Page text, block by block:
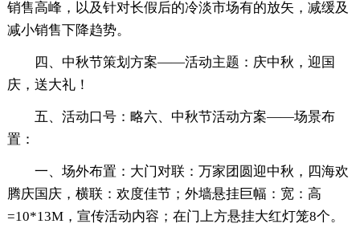
销售高峰，以及针对长假后的冷淡市场有的放矢，减缓及
减小销售下降趋势。
四、中秋节策划方案——活动主题：庆中秋，迎国
庆，送大礼！
五、活动口号：略六、中秋节活动方案——场景布
置：
一、场外布置：大门对联：万家团圆迎中秋，四海欢
腾庆国庆，横联：欢度佳节；外墙悬挂巨幅：宽：高
=10*13M，宣传活动内容；在门上方悬挂大红灯笼8个。